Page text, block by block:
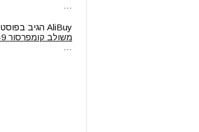
…
AliBuy הגיב בפוסט
משולב קומפרסור UTRAI JS-9
…